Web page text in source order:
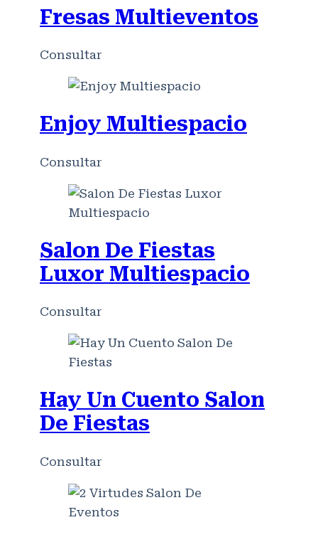
Fresas Multieventos
Consultar
Enjoy Multiespacio
Consultar
Salon De Fiestas
Luxor Multiespacio
Consultar
Hay Un Cuento Salon
De Fiestas
Consultar